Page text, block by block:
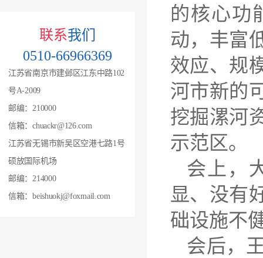
联系我们
0510-66966369
江苏省南京市建邺区江东中路102
号A-2009
邮编：210000
信箱：chuackr@126.com
江苏省无锡市新吴区空港七路1号
硕放国际机场
邮编：214000
信箱：beishuokj@foxmail.com
的核心功
动，丰富
效应、规
河市新的
挖掘漯河
示范区。
会上，
显、没有
础设施不
会后，